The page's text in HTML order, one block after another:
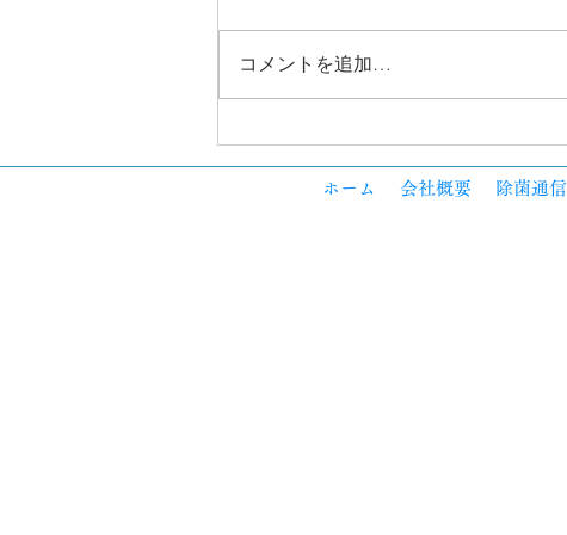
🌿 夏のニオイ対策、まず見直
したい3つの場所
コメントを追加…
ホーム 会社概要 除菌通信